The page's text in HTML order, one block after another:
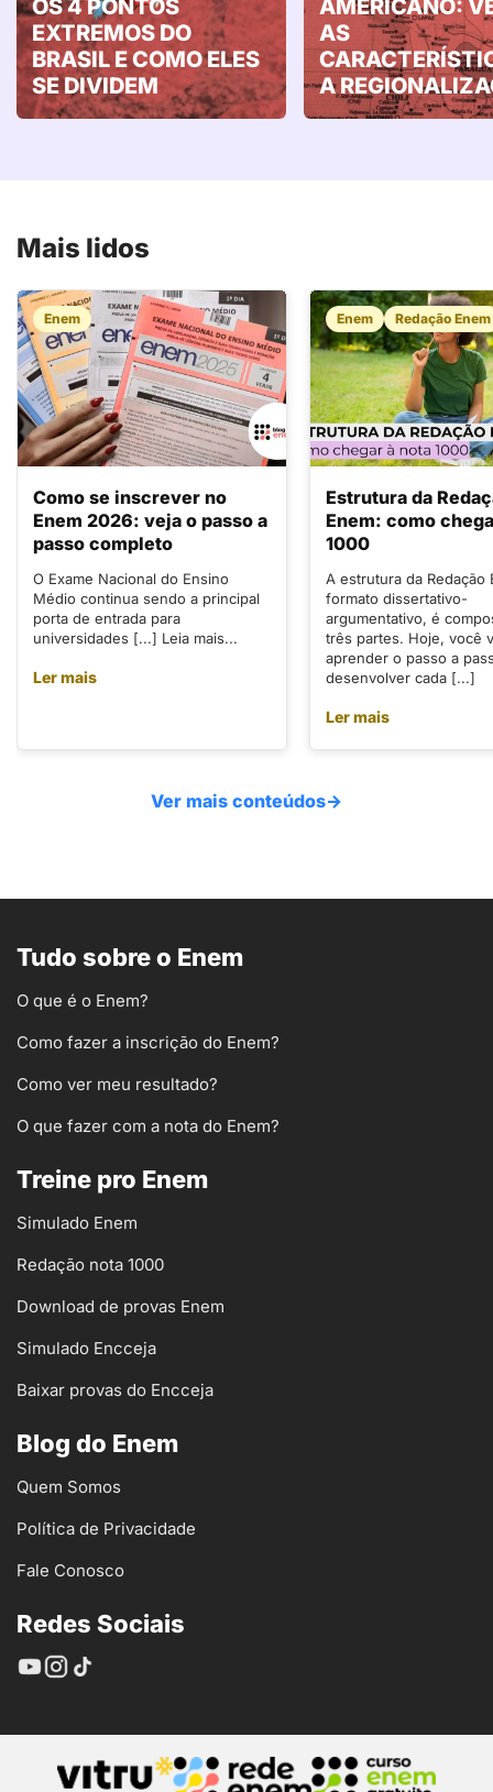
OS 4 PONTOS
EXTREMOS DO
BRASIL E COMO ELES
SE DIVIDEM
AMERICANO:
AS
A
Mais lidos
Enem
Como se inscrever no
Enem 2026: veja o passo a
passo completo
O Exame Nacional do Ensino
Médio continua sendo a principal
porta de entrada para
universidades [...] Leia mais...
Ler mais
Enem Redação Enem
Estrutura da
Enem: como
1000
A estrutura da Redação
formato dissertativo-
argumentativo, é
três partes. Hoje, você
aprender o passo a
desenvolver cada [...]
Ler mais
Ver mais conteúdos→
Tudo sobre o Enem
O que é o Enem?
Como fazer a inscrição do Enem?
Como ver meu resultado?
O que fazer com a nota do Enem?
Treine pro Enem
Simulado Enem
Redação nota 1000
Download de provas Enem
Simulado Encceja
Baixar provas do Encceja
Blog do Enem
Quem Somos
Política de Privacidade
Fale Conosco
Redes Sociais